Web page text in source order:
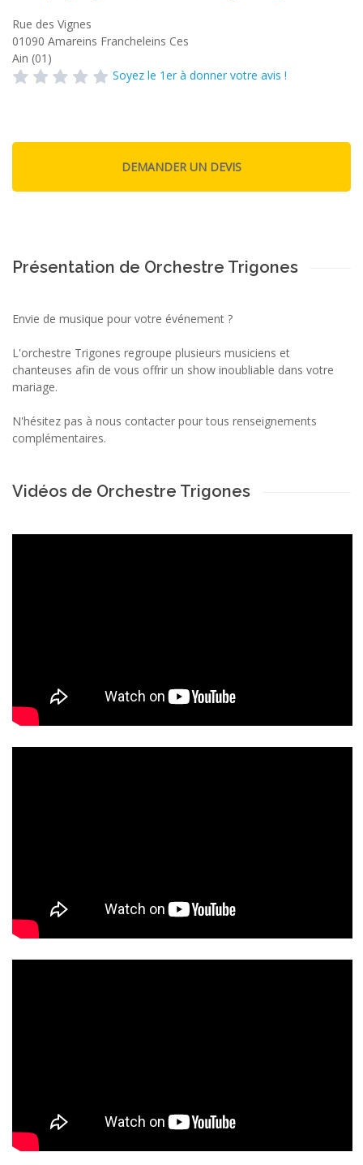
Rue des Vignes
01090 Amareins Francheleins Ces
Ain (01)
Soyez le 1er à donner votre avis !
Présentation de Orchestre Trigones
Envie de musique pour votre événement ?
L'orchestre Trigones regroupe plusieurs musiciens et
chanteuses afin de vous offrir un show inoubliable dans votre
mariage.
N'hésitez pas à nous contacter pour tous renseignements
complémentaires.
Vidéos de Orchestre Trigones